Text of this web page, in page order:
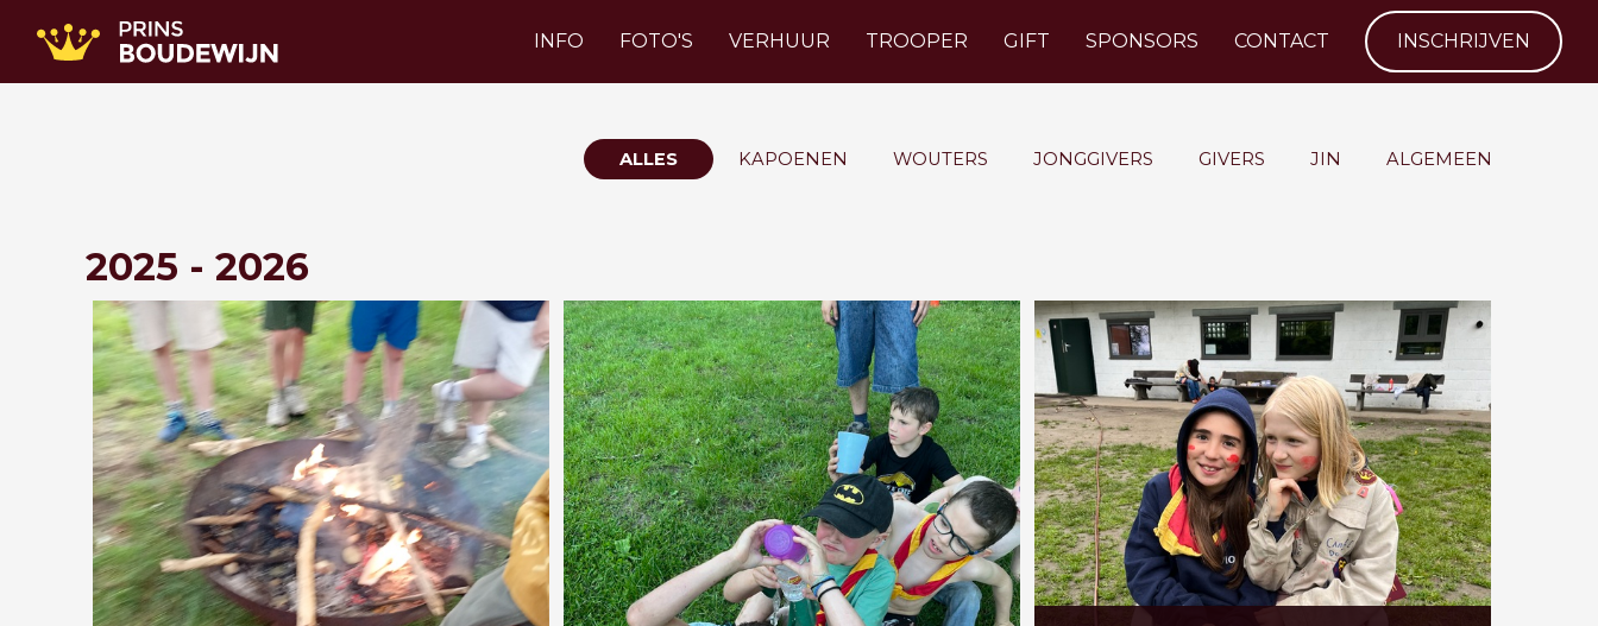
INFO FOTO'S VERHUUR TROOPER GIFT SPONSORS CONTACT INSCHRIJVEN
ALLES KAPOENEN WOUTERS JONGGIVERS GIVERS JIN ALGEMEEN
2025 - 2026